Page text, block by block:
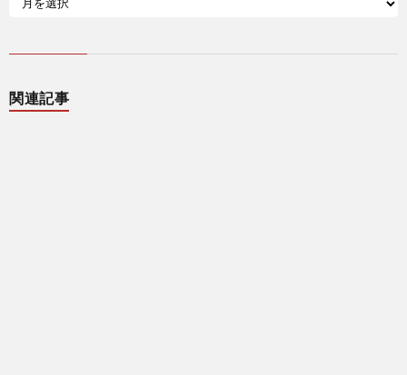
関連記事